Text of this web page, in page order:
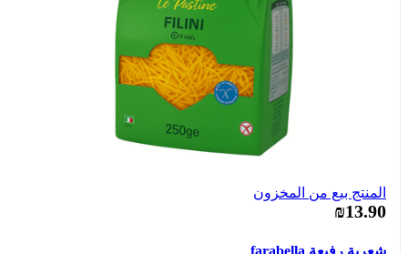
المنتج بيع من المخزون
₪13.90
شعرية رفيعة farabella